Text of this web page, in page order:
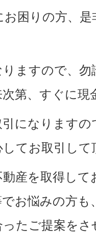
困りの方、
ますので、
第、すぐに現
になります
してお取引し
動産を取得し
お悩みの方
ったご提案を